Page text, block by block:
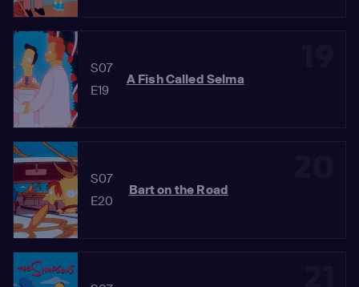
S07
E19
A Fish Called Selma
S07
E20
Bart on the Road